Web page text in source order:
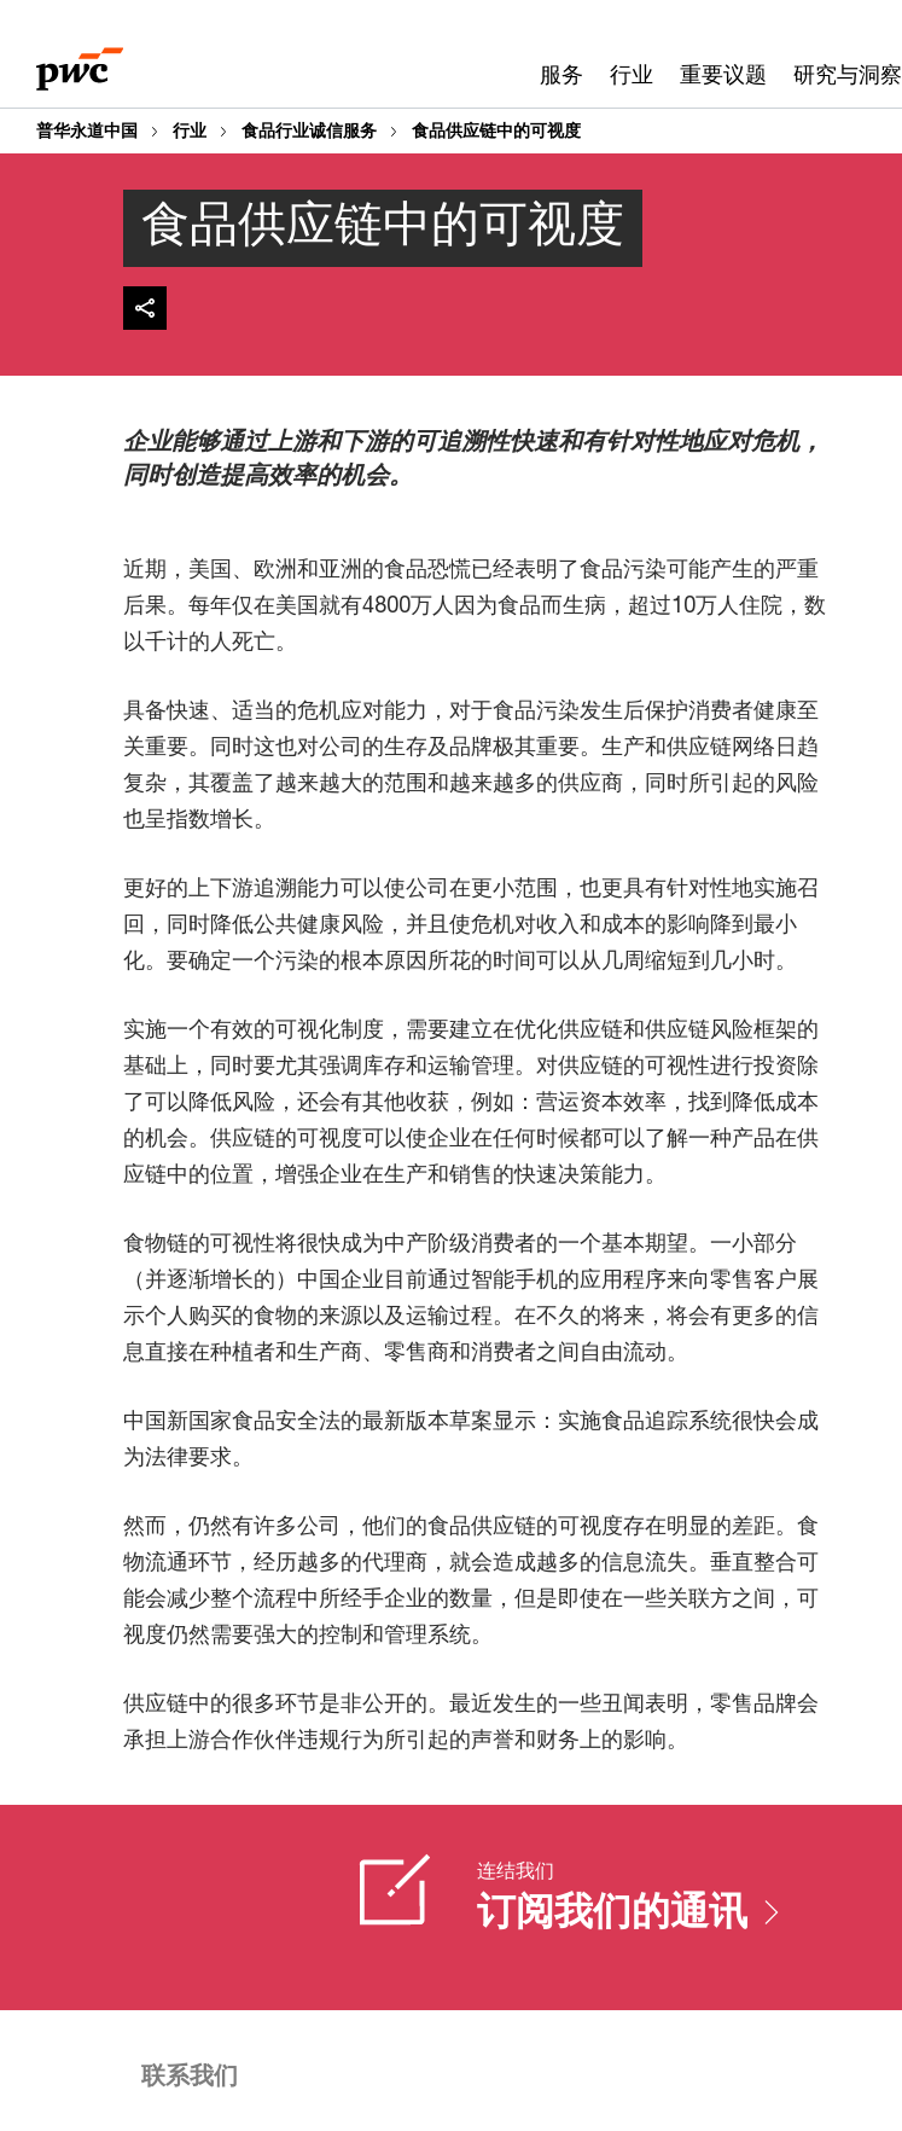
content
footer
服务 行业 重要议题 研究与洞察
普华永道中国 行业 食品行业诚信服务 食品供应链中的可视度
食品供应链中的可视度
企业能够通过上游和下游的可追溯性快速和有针对性地应对危机，
同时创造提高效率的机会。
近期，美国、欧洲和亚洲的食品恐慌已经表明了食品污染可能产生的严重
后果。每年仅在美国就有4800万人因为食品而生病，超过10万人住院，数
以千计的人死亡。
具备快速、适当的危机应对能力，对于食品污染发生后保护消费者健康至
关重要。同时这也对公司的生存及品牌极其重要。生产和供应链网络日趋
复杂，其覆盖了越来越大的范围和越来越多的供应商，同时所引起的风险
也呈指数增长。
更好的上下游追溯能力可以使公司在更小范围，也更具有针对性地实施召
回，同时降低公共健康风险，并且使危机对收入和成本的影响降到最小
化。要确定一个污染的根本原因所花的时间可以从几周缩短到几小时。
实施一个有效的可视化制度，需要建立在优化供应链和供应链风险框架的
基础上，同时要尤其强调库存和运输管理。对供应链的可视性进行投资除
了可以降低风险，还会有其他收获，例如：营运资本效率，找到降低成本
的机会。供应链的可视度可以使企业在任何时候都可以了解一种产品在供
应链中的位置，增强企业在生产和销售的快速决策能力。
食物链的可视性将很快成为中产阶级消费者的一个基本期望。一小部分
（并逐渐增长的）中国企业目前通过智能手机的应用程序来向零售客户展
示个人购买的食物的来源以及运输过程。在不久的将来，将会有更多的信
息直接在种植者和生产商、零售商和消费者之间自由流动。
中国新国家食品安全法的最新版本草案显示：实施食品追踪系统很快会成
为法律要求。
然而，仍然有许多公司，他们的食品供应链的可视度存在明显的差距。食
物流通环节，经历越多的代理商，就会造成越多的信息流失。垂直整合可
能会减少整个流程中所经手企业的数量，但是即使在一些关联方之间，可
视度仍然需要强大的控制和管理系统。
供应链中的很多环节是非公开的。最近发生的一些丑闻表明，零售品牌会
承担上游合作伙伴违规行为所引起的声誉和财务上的影响。
连结我们
订阅我们的通讯
联系我们